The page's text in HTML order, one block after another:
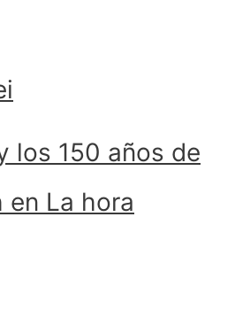
los 150 años de
en La hora